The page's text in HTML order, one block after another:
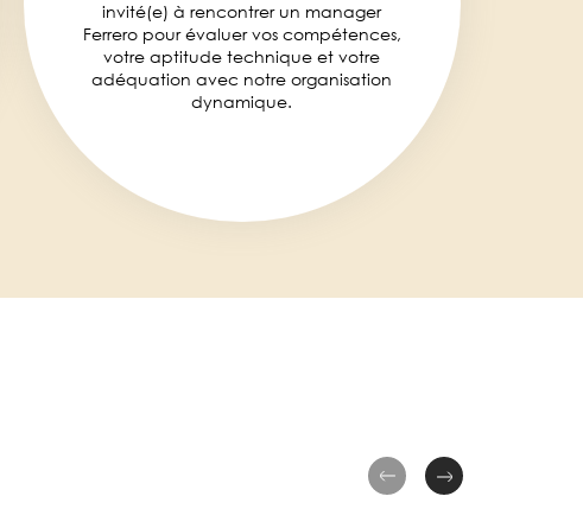
invité(e) à rencontrer un manager
Ferrero pour évaluer vos compétences,
votre aptitude technique et votre
adéquation avec notre organisation
dynamique.